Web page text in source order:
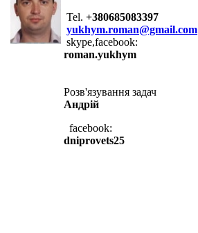
Tel. +380685083397
yukhym.roman@gmail.com
skype,facebook:
roman.yukhym
Розв'язування задач
Андрій
facebook:
dniprovets25